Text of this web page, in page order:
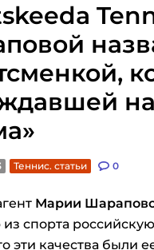
Теннис. статьи 0
Марии
спорта российскую
эти качества были